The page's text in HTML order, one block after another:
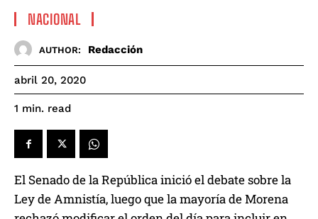
NACIONAL
AUTHOR: Redacción
abril 20, 2020
1 min. read
El Senado de la República inició el debate sobre la
Ley de Amnistía, luego que la mayoría de Morena